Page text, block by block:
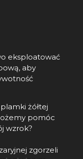
eksploatować
aby
żółtej
pomóc
wzrok?
zgorzeli